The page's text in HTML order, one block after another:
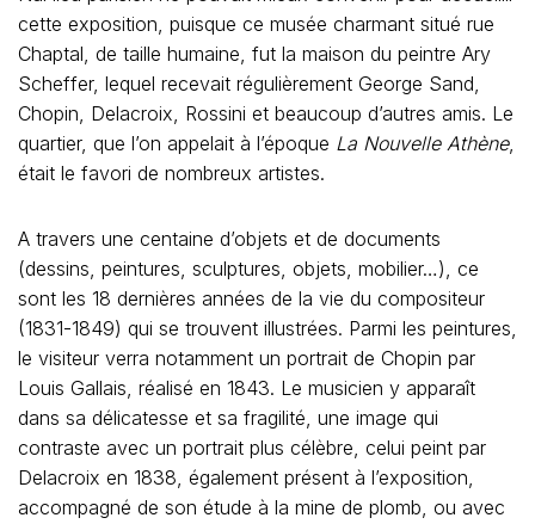
cette exposition, puisque ce musée charmant situé rue
Chaptal, de taille humaine, fut la maison du peintre Ary
Scheffer, lequel recevait régulièrement George Sand,
Chopin, Delacroix, Rossini et beaucoup d’autres amis. Le
quartier, que l’on appelait à l’époque La Nouvelle Athène,
était le favori de nombreux artistes.
A travers une centaine d’objets et de documents
(dessins, peintures, sculptures, objets, mobilier…), ce
sont les 18 dernières années de la vie du compositeur
(1831-1849) qui se trouvent illustrées. Parmi les peintures,
le visiteur verra notamment un portrait de Chopin par
Louis Gallais, réalisé en 1843. Le musicien y apparaît
dans sa délicatesse et sa fragilité, une image qui
contraste avec un portrait plus célèbre, celui peint par
Delacroix en 1838, également présent à l’exposition,
accompagné de son étude à la mine de plomb, ou avec